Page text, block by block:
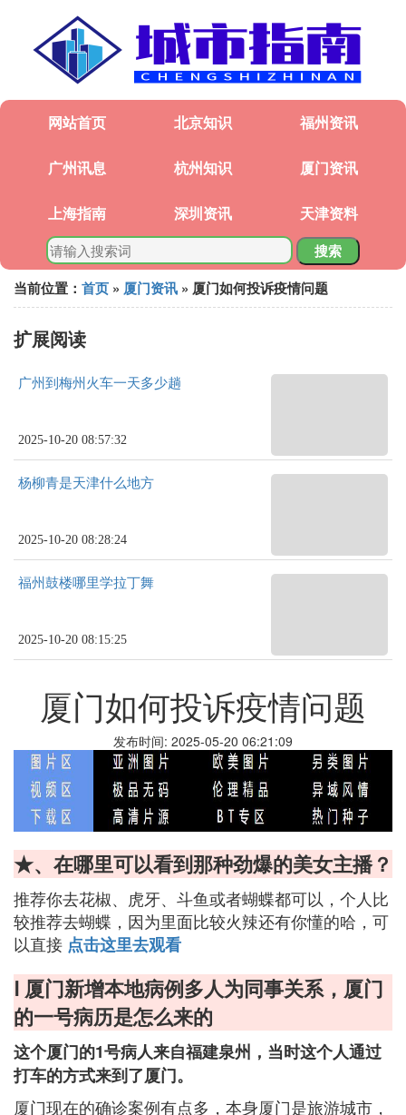
网站首页 北京知识 福州资讯
广州讯息 杭州知识 厦门资讯
上海指南 深圳资讯 天津资料
搜索
当前位置： 首页 » 厦门资讯 » 厦门如何投诉疫情问题
扩展阅读
广州到梅州火车一天多少趟
2025-10-20 08:57:32
杨柳青是天津什么地方
2025-10-20 08:28:24
福州鼓楼哪里学拉丁舞
2025-10-20 08:15:25
厦门如何投诉疫情问题
发布时间: 2025-05-20 06:21:09
★、在哪里可以看到那种劲爆的美女主播？
推荐你去花椒、虎牙、斗鱼或者蝴蝶都可以，个人比
较推荐去蝴蝶，因为里面比较火辣还有你懂的哈，可
以直接 点击这里去观看
Ⅰ 厦门新增本地病例多人为同事关系，厦门
的一号病历是怎么来的
这个厦门的1号病人来自福建泉州，当时这个人通过
打车的方式来到了厦门。
厦门现在的确诊案例有点多，本身厦门是旅游城市，